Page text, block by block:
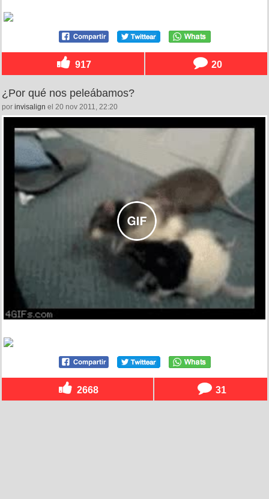
917 20
¿Por qué nos peleábamos?
por invisalign el 20 nov 2011, 22:20
2668 31